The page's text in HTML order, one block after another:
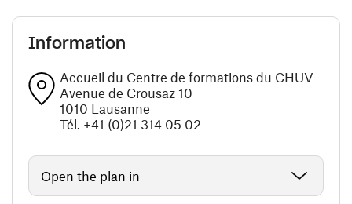
Information
Accueil du Centre de formations du CHUV
Avenue de Crousaz 10
1010 Lausanne
Tél. +41 (0)21 314 05 02
Open the plan in